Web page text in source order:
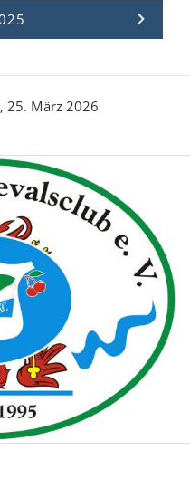
25. März 2026